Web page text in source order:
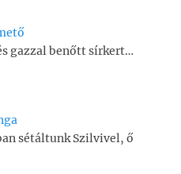
gazzal benőtt sírkert…
sétáltunk Szilvivel, ő